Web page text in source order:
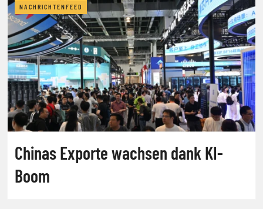
NACHRICHTENFEED
Chinas Exporte wachsen dank KI-
Boom